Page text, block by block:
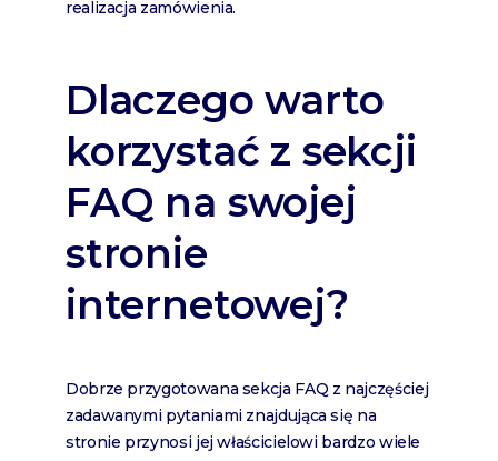
realizacja zamówienia.
Dlaczego warto
korzystać z sekcji
FAQ na swojej
stronie
internetowej?
Dobrze przygotowana sekcja FAQ z najczęściej
zadawanymi pytaniami znajdująca się na
stronie przynosi jej właścicielowi bardzo wiele